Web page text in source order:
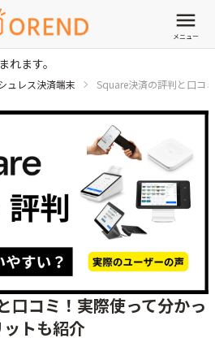
メニュー
ます。
ュレス決済端末 Square決済の評判と口コ
口コミ！実際使って分かっ
トも紹介